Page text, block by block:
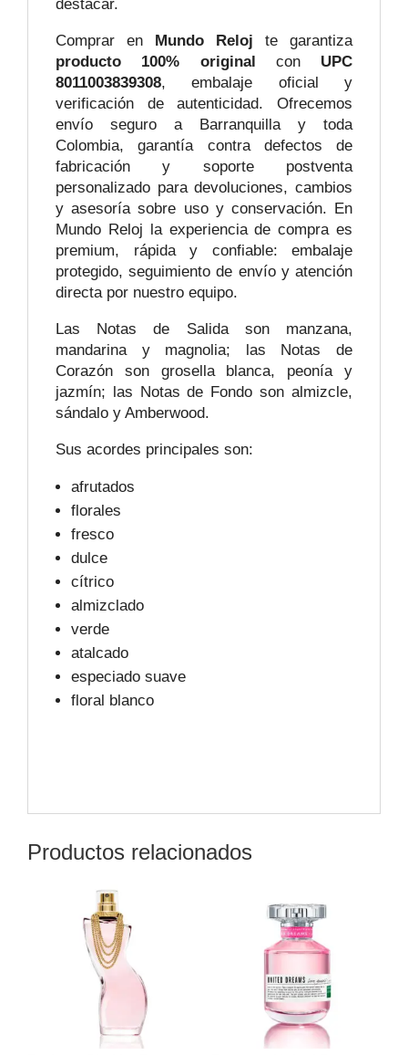
destacar.
Comprar en Mundo Reloj te garantiza
producto 100% original
con UPC
8011003839308, embalaje oficial y
verificación de autenticidad. Ofrecemos
envío seguro a Barranquilla y toda
Colombia, garantía contra defectos de
fabricación y soporte postventa
personalizado para devoluciones, cambios
y asesoría sobre uso y conservación. En
Mundo Reloj la experiencia de compra es
premium, rápida y confiable: embalaje
protegido, seguimiento de envío y atención
directa por nuestro equipo.
Las Notas de Salida son manzana,
mandarina y magnolia; las Notas de
Corazón son grosella blanca, peonía y
jazmín; las Notas de Fondo son almizcle,
sándalo y Amberwood.
Sus acordes principales son:
afrutados
florales
fresco
dulce
cítrico
almizclado
verde
atalcado
especiado suave
floral blanco
Productos relacionados